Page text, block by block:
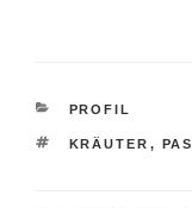
KATEGORIEN
PROFIL
KRÄUTER ,